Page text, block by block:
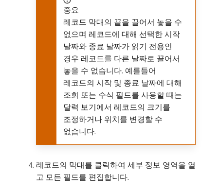
중요
레코드 막대의 끝을 끌어서 놓을 수
없으며 레코드에 대해 선택한 시작
날짜와 종료 날짜가 읽기 전용인
경우 레코드를 다른 날짜로 끌어서
놓을 수 없습니다. 예를들어
레코드의 시작 및 종료 날짜에 대해
조회 또는 수식 필드를 사용할 때는
달력 보기에서 레코드의 크기를
조정하거나 위치를 변경할 수
없습니다.
레코드의 막대를 클릭하여 세부 정보 영역을 열
고 모든 필드를 편집합니다.